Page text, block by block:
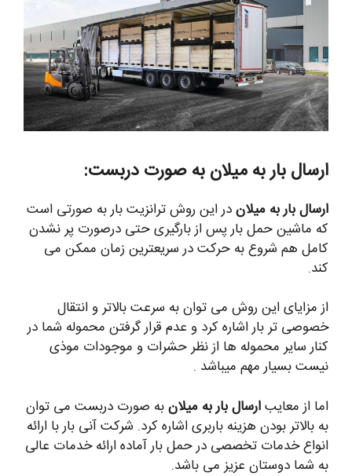
ارسال بار به میلان به صورت دربست:
ارسال بار به میلاندر این روش ترانزیت بار به صورتی است
که ماشین حمل بار پس از بارگیری حتی درصورت پر نشدن
کامل هم شروع به حرکت در سریعترین زمان ممکن می
کند.
از مزایای این روش می توان به سرعت بالاتر و انتقال
خصوصی تر بار اشاره کرد و عدم قرار گرفتن محموله شما در
کنار سایر محموله ها از نظر حشرات و موجودات موذی
نیست بسیار مهم میباشد .
اما از معایبارسال بار به میلانبه صورت دربست می توان
به بالاتر بودن هزینه باربری اشاره کرد. شرکت آنی بار با ارائه
انواع خدمات تخصصی در حمل بار آماده ارائه خدمات عالی
به شما دوستان عزیز می باشد.